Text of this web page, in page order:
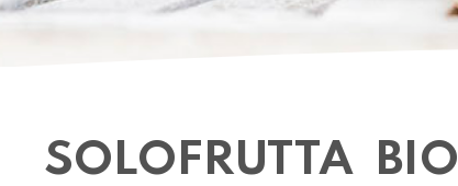
SOLOFRUTTA BIO